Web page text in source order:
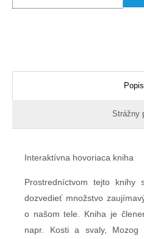
Popis
Strážny
Interaktívna hovoriaca kniha
Prostredníctvom tejto
dozvedieť množstvo
o našom tele. Kniha je
napr. Kosti a svaly, Mozog